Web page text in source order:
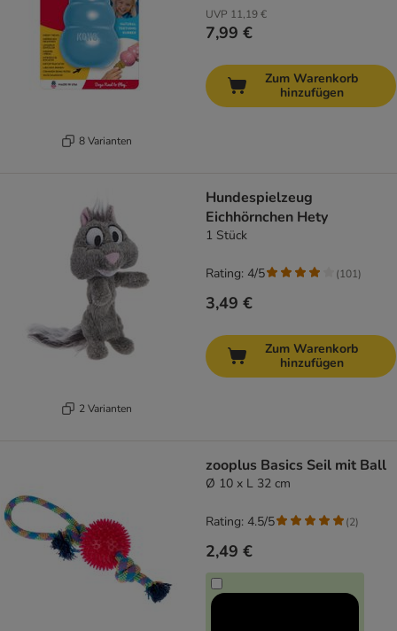
8 Varianten
UVP 11,19 €
7,99 €
Zum Warenkorb
hinzufügen
2 Varianten
Hundespielzeug
Eichhörnchen Hety
1 Stück
3,49 €
Rating: 4/5 (101)
Zum Warenkorb
hinzufügen
zooplus Basics Seil mit Ball
Ø 10 x L 32 cm
2,49 €
Rating: 4.5/5 (2)